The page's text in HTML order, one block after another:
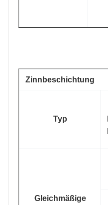
Zinnbeschichtung
Typ
Gleichmäßige